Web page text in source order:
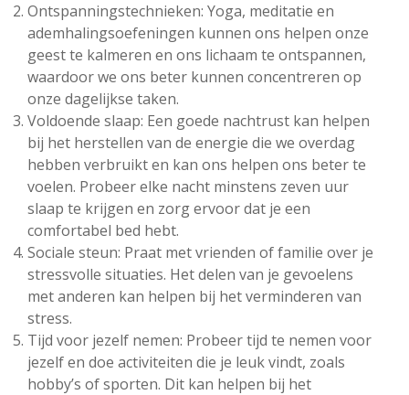
Ontspanningstechnieken: Yoga, meditatie en
ademhalingsoefeningen kunnen ons helpen onze
geest te kalmeren en ons lichaam te ontspannen,
waardoor we ons beter kunnen concentreren op
onze dagelijkse taken.
Voldoende slaap: Een goede nachtrust kan helpen
bij het herstellen van de energie die we overdag
hebben verbruikt en kan ons helpen ons beter te
voelen. Probeer elke nacht minstens zeven uur
slaap te krijgen en zorg ervoor dat je een
comfortabel bed hebt.
Sociale steun: Praat met vrienden of familie over je
stressvolle situaties. Het delen van je gevoelens
met anderen kan helpen bij het verminderen van
stress.
Tijd voor jezelf nemen: Probeer tijd te nemen voor
jezelf en doe activiteiten die je leuk vindt, zoals
hobby’s of sporten. Dit kan helpen bij het